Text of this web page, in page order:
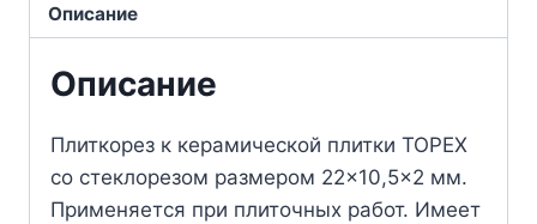
Описание
Описание
Плиткорез к керамической плитки TOPEX
со стеклорезом размером 22×10,5×2 мм.
Применяется при плиточных работ. Имеет